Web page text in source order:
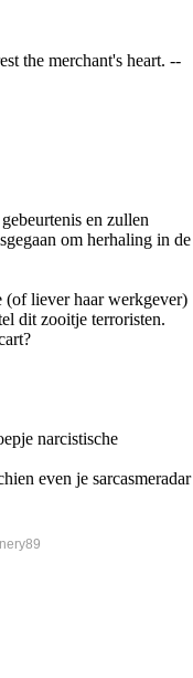
the merchant's heart. --
en zullen
om herhaling in de
(of liever haar werkgever)
dit zooitje terroristen.
narcistische
even je sarcasmeradar